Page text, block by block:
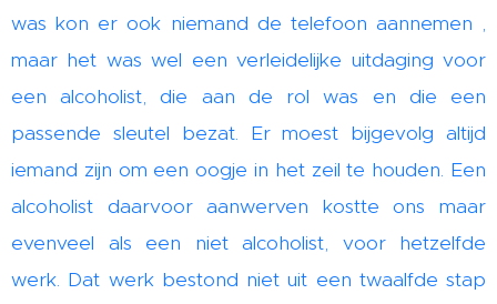
was kon er ook niemand de telefoon aannemen ,
maar het was wel een verleidelijke uitdaging voor
een alcoholist, die aan de rol was en die een
passende sleutel bezat. Er moest bijgevolg altijd
iemand zijn om een oogje in het zeil te houden. Een
alcoholist daarvoor aanwerven kostte ons maar
evenveel als een niet alcoholist, voor hetzelfde
werk. Dat werk bestond niet uit een twaalfde stap